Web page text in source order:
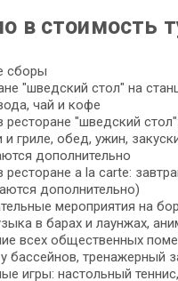
в стоимость
сборы
"шведский стол" на
чай и кофе
ресторане "шведский
и гриле, обед, ужин,
дополнительно
ресторане a la carte:
дополнительно)
мероприятия на
в барах и лаунжах,
всех общественных
бассейнов, тренажерный
игры: настольный